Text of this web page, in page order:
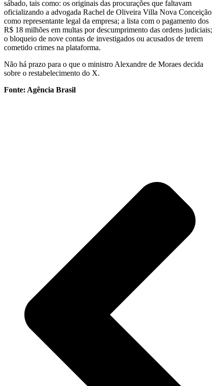
sábado, tais como: os originais das procurações que faltavam
oficializando a advogada Rachel de Oliveira Villa Nova Conceição
como representante legal da empresa; a lista com o pagamento dos
R$ 18 milhões em multas por descumprimento das ordens judiciais;
o bloqueio de nove contas de investigados ou acusados de terem
cometido crimes na plataforma.
Não há prazo para o que o ministro Alexandre de Moraes decida
sobre o restabelecimento do X.
Fonte: Agência Brasil